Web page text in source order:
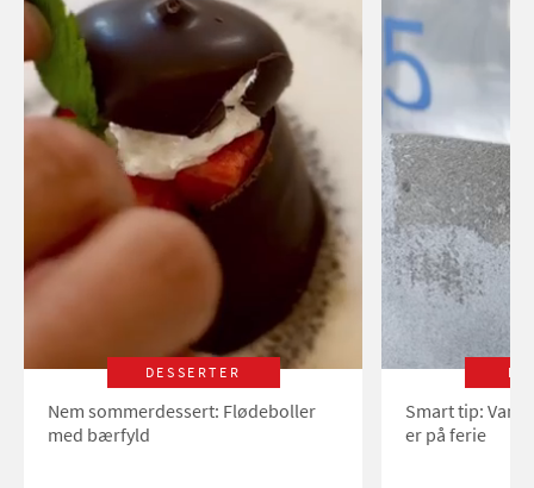
DESSERTER
Nem sommerdessert: Flødeboller
med bærfyld
Smart tip:
er på ferie